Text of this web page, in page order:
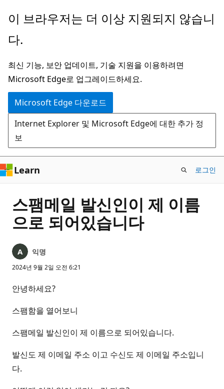
주
콘
츠
로
건
너
뛰
기
이 브라우저는 더 이상 지원되지 않습니
다.
최신 기능, 보안 업데이트, 기술 지원을 이용하려면
Microsoft Edge로 업그레이드하세요.
Microsoft Edge 다운로드
Internet Explorer 및 Microsoft Edge에 대한 추가 정
보
Learn 로그인
스팸메일 발신인이 제 이름
으로 되어있습니다
익명
2024년 9월 2일 오전 6:21
안녕하세요?
스팸함을 열어보니
스팸메일 발신인이 제 이름으로 되어있습니다.
발신도 제 이메일 주소 이고 수신도 제 이메일 주소입니
다.